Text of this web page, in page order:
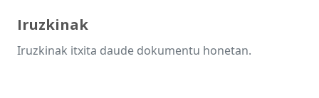
Iruzkinak
Iruzkinak itxita daude dokumentu honetan.